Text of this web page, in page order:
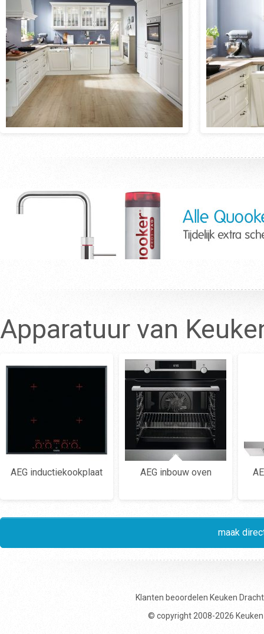
Apparatuur van
AEG inductiekookplaat AEG inbouw oven
maak
Klanten beoordelen Keuken
© copyright 2008-2026